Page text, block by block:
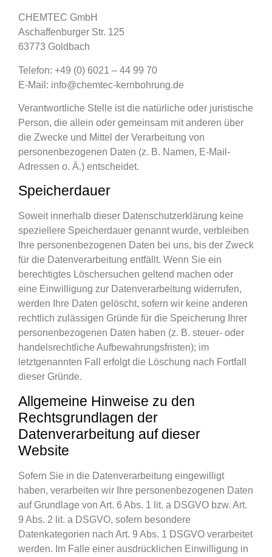
CHEMTEC GmbH
Aschaffenburger Str. 125
63773 Goldbach
Telefon: +49 (0) 6021 – 44 99 70
E-Mail: info@chemtec-kernbohrung.de
Verantwortliche Stelle ist die natürliche oder juristische
Person, die allein oder gemeinsam mit anderen über
die Zwecke und Mittel der Verarbeitung von
personenbezogenen Daten (z. B. Namen, E-Mail-
Adressen o. Ä.) entscheidet.
Speicherdauer
Soweit innerhalb dieser Datenschutzerklärung keine
speziellere Speicherdauer genannt wurde, verbleiben
Ihre personenbezogenen Daten bei uns, bis der Zweck
für die Datenverarbeitung entfällt. Wenn Sie ein
berechtigtes Löschersuchen geltend machen oder
eine Einwilligung zur Datenverarbeitung widerrufen,
werden Ihre Daten gelöscht, sofern wir keine anderen
rechtlich zulässigen Gründe für die Speicherung Ihrer
personenbezogenen Daten haben (z. B. steuer- oder
handelsrechtliche Aufbewahrungsfristen); im
letztgenannten Fall erfolgt die Löschung nach Fortfall
dieser Gründe.
Allgemeine Hinweise zu den
Rechtsgrundlagen der
Datenverarbeitung auf dieser
Website
Sofern Sie in die Datenverarbeitung eingewilligt
haben, verarbeiten wir Ihre personenbezogenen Daten
auf Grundlage von Art. 6 Abs. 1 lit. a DSGVO bzw. Art.
9 Abs. 2 lit. a DSGVO, sofern besondere
Datenkategorien nach Art. 9 Abs. 1 DSGVO verarbeitet
werden. Im Falle einer ausdrücklichen Einwilligung in